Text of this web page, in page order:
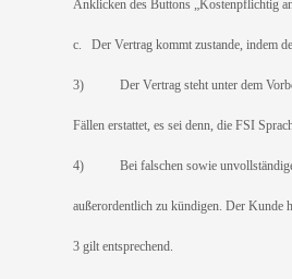
Anklicken des Buttons „Kostenpflichtig
c. Der Vertrag kommt zustande, indem
3) Der Vertrag steht unter dem
Fällen erstattet, es sei denn, die FSI
4) Bei falschen sowie unvollständigen
außerordentlich zu kündigen. Der Kunde
3 gilt entsprechend.